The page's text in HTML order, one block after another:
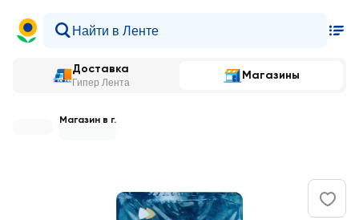
Доставка
Гипер Лента
Магазины
Магазин в г.